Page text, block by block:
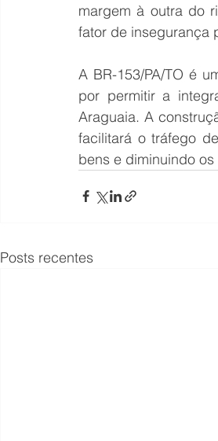
margem à outra do
fator de insegurança
A BR-153/PA/TO é
por permitir a
Araguaia. A
facilitará o tráfego
bens e diminuindo
Posts recentes